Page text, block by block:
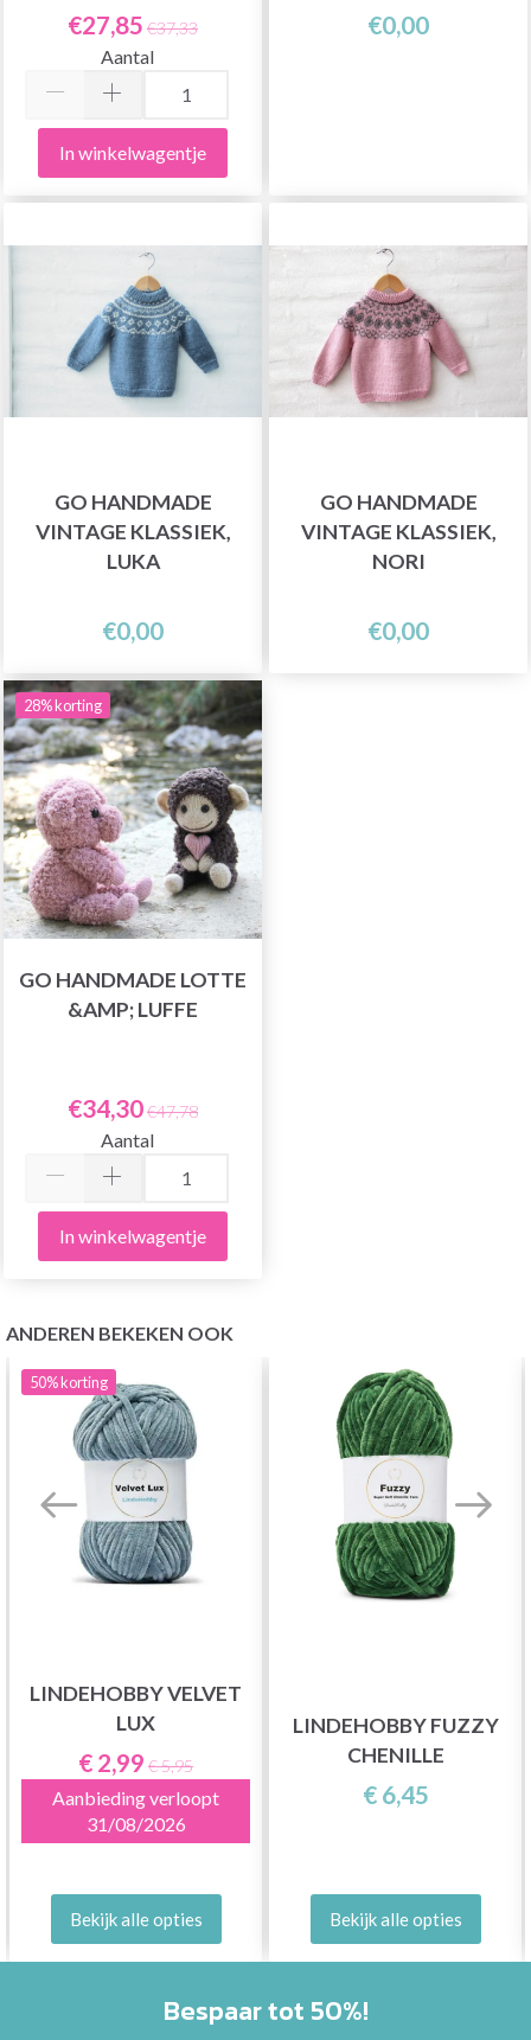
€27,85 €37,33
Aantal
In winkelwagentje
€0,00
GO HANDMADE
VINTAGE KLASSIEK,
LUKA
€0,00
GO HANDMADE
VINTAGE KLASSIEK,
NORI
€0,00
28% korting
GO HANDMADE LOTTE
&AMP; LUFFE
€34,30€47,78
Aantal
In winkelwagentje
ANDEREN BEKEKEN OOK
50%korting
LINDEHOBBY VELVET
LUX
€ 2,99 € 5,95
Aanbieding verloopt
31/08/2026
Bekijk alle opties
LINDEHOBBY FUZZY
CHENILLE
€ 6,45
Bekijk alle opties
Bespaar tot 50%!